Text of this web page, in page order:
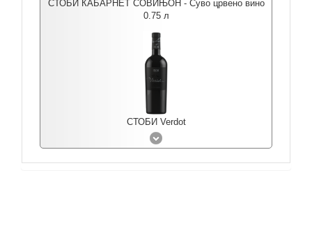
СТОБИ КАБАРНЕТ СОВИЊОН - Суво црвено вино
0.75 л
СТОБИ Verdot